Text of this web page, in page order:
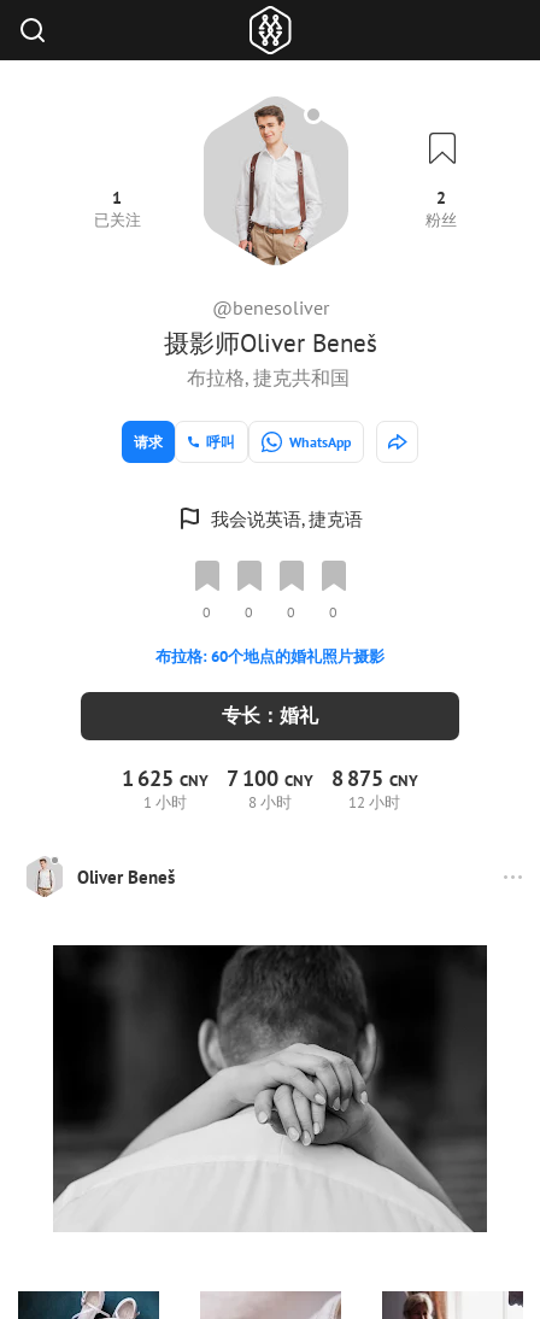
摄影师Oliver Beneš
@benesoliver
1
已关注
2
粉丝
布拉格, 捷克共和国
请求 呼叫 WhatsApp
我会说英语, 捷克语
0 0 0 0
布拉格: 60个地点的婚礼照片摄影
专长：婚礼
1 625CNY
1 小时
7100 CNY
8 小时
8 875 CNY
12 小时
Oliver Beneš